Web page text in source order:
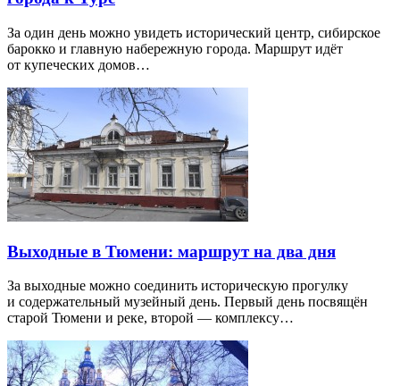
За один день можно увидеть исторический центр, сибирское
барокко и главную набережную города. Маршрут идёт
от купеческих домов…
Выходные в Тюмени: маршрут на два дня
За выходные можно соединить историческую прогулку
и содержательный музейный день. Первый день посвящён
старой Тюмени и реке, второй — комплексу…